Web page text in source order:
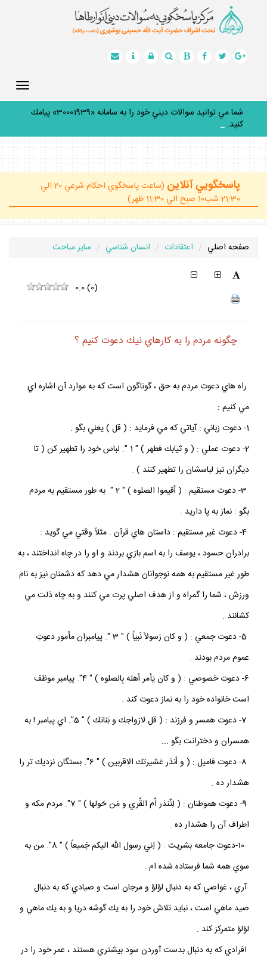
شما مي توانيد سوالات ديني خود را به سامانه «30001939» پيامك
كنيد. _
پاسخگويي آنلاين
(ساعت پاسخگوي احكام شرعي 20 الي
21:30 شب10 صبح الي 11:30 ظهر)
صفحه اصلي اعتقادات انسان شناسي ساير مباحث
0.0(0)
چگونه مردم را به كارهاي نيك دعوت كنيم ؟
راه هاي دعوت مردم به حق ، گوناگون است كه به موارد آن اشاره اي
مي كنيم :
1- دعوت زباني : آياتي كه مي فرمايد : ( قل ) يعني بگو .
2- دعوت عملي : ( و ثيابك فطهر ) " 1 ". لباس خود را تطهير كن ( تا
ديگران نيز لباسشان را تطهير كنند ) .
3- دعوت مستقيم : ( أقيموا الصلوه ) " 2 ". به طور مستقيم به مردم
بگو : نماز به پا داريد .
4- دعوت غير مستقيم : داستان هاي قرآن . مثلاً وقتي مي گويد :
برادران حسود ، يوسف را به اسم بازي بردند و او را در چاه انداختند ، به
طور غير مستقيم به همه نوجوانان هشدار مي دهد كه دشمنان نيز به نام
ورزش ، شما را گمراه و از هدف اصلي پرت مي كنند و به چاه ذلت مي
كشانند .
5- دعوت جمعي : ( و كان رَسولاً نَبياً ) " 3 ". پيامبران مأمور دعوتِ
عموم مردم بودند .
6- دعوت خصوصي : ( و كان يَأمر أهله بِالصلوه ) " 4". پيامبر موظف
است خانواده خود را به نماز دعوت كند .
7- دعوت همسر و فرزند : ( قل لازواجك و بَناتك ) " 5". اي پيامبر ! به
همسران و دخترانت بگو ...
8- دعوت فاميل : ( و أنذر عَشيرتك الاقربين ) " 6". بستگان نزديك تر را
هشدار ده .
9- دعوت هموطنان : ( لِتٌنذر اٌم القٌري و مَن حَولها ) " 7". مردم مكه و
اطراف آن را هشدار ده .
10-دعوت جامعه بشريت : ( اِني رسول الله اليكم جَميعاً ) " 8". من به
سوي همه شما فرستاده شده ام .
آري ، غواصي كه به دنبال لؤلؤ و مرجان است و صيادي كه به دنبال
صيد ماهي است ، نبايد تلاش خود را به يك گوشه دريا و به يك ماهي و
لؤلؤ متمركز كند .
افرادي كه به دنبال بدست آوردن سود بيشتري هستند ، عمر خود را در